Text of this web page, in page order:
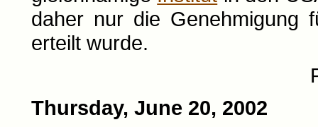
daher nur die Genehmigung
erteilt wurde.
Thursday, June 20, 2002